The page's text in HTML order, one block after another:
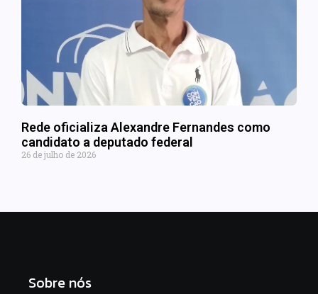
Rede oficializa Alexandre Fernandes como
candidato a deputado federal
26 de julho de 2026
Sobre nós